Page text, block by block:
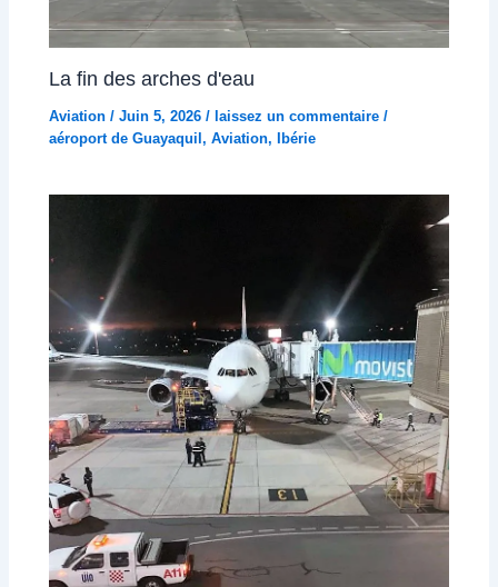
La fin des arches d'eau
Aviation /Juin 5, 2026/ laissez un commentaire /
aéroport de Guayaquil,Aviation, Ibérie